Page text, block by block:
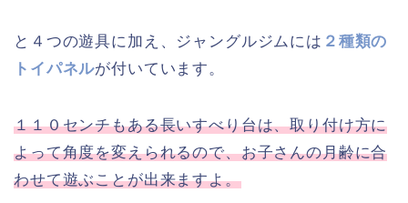
と４つの遊具に加え、ジャングルジムには ２種類の
トイパネルが付いています。
１１０センチもある長いすべり台は、取り付け方に
よって角度を変えられるので、お子さんの月齢に合
わせて遊ぶことが出来ますよ。